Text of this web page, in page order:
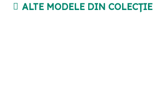
ALTE MODELE DIN COLECȚIE